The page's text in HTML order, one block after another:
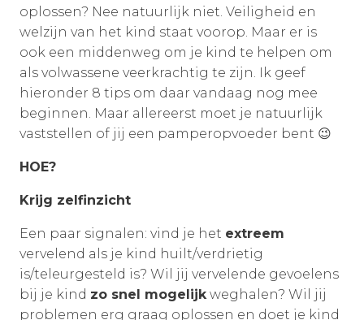
oplossen? Nee natuurlijk niet. Veiligheid en
welzijn van het kind staat voorop. Maar er is
ook een middenweg om je kind te helpen om
als volwassene veerkrachtig te zijn. Ik geef
hieronder 8 tips om daar vandaag nog mee
beginnen. Maar allereerst moet je natuurlijk
vaststellen of jij een pamperopvoeder bent 😉
HOE?
Krijg zelfinzicht
Een paar signalen: vind je het extreem
vervelend als je kind huilt/verdrietig
is/teleurgesteld is? Wil jij vervelende gevoelens
bij je kind zo snel mogelijk weghalen? Wil jij
problemen erg graag oplossen en doet je kind